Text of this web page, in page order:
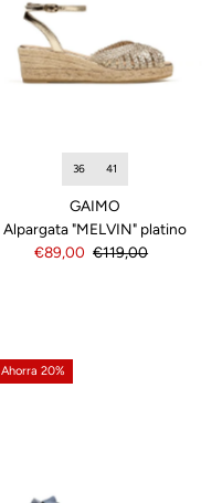
36 41
GAIMO
Alpargata "MELVIN" platino
Precio
€89,00 Precio
€119,00
Ahorra 20%